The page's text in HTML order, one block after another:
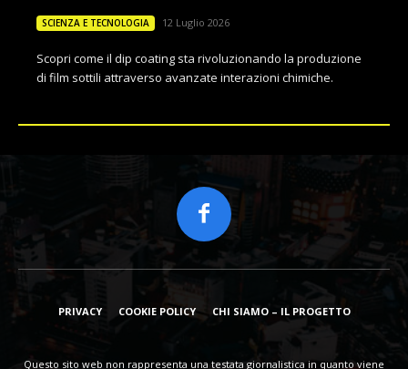
SCIENZA E TECNOLOGIA 12 Luglio 2026
Scopri come il dip coating sta rivoluzionando la produzione
di film sottili attraverso avanzate interazioni chimiche.
PRIVACY COOKIE POLICY CHI SIAMO – IL PROGETTO
Questo sito web non rappresenta una testata giornalistica in quanto viene